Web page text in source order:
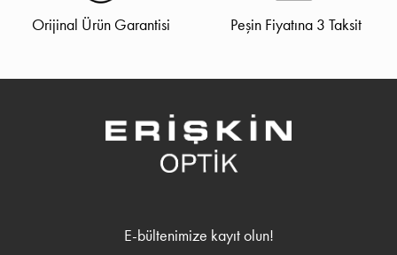
Orijinal Ürün Garantisi Peşin Fiyatına 3 Taksit
E-bültenimize kayıt olun!